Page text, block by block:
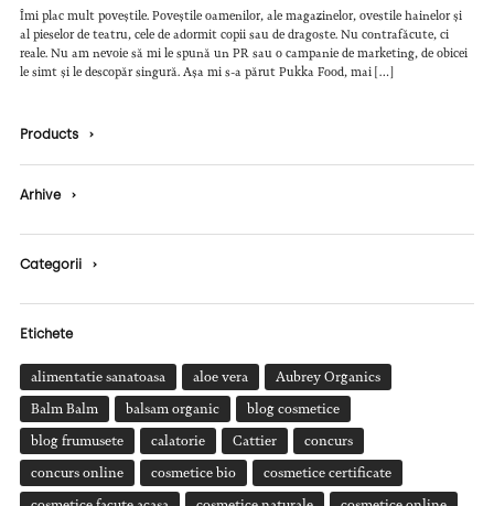
Îmi plac mult poveștile. Poveștile oamenilor, ale magazinelor, ovestile hainelor și
al pieselor de teatru, cele de adormit copii sau de dragoste. Nu contrafăcute, ci
reale. Nu am nevoie să mi le spună un PR sau o campanie de marketing, de obicei
le simt și le descopăr singură. Așa mi s-a părut Pukka Food, mai […]
Products ›
Arhive ›
Categorii ›
Etichete
alimentatie sanatoasa aloe vera Aubrey Organics
Balm Balm balsam organic blog cosmetice
blog frumusete calatorie Cattier concurs
concurs online cosmetice bio cosmetice certificate